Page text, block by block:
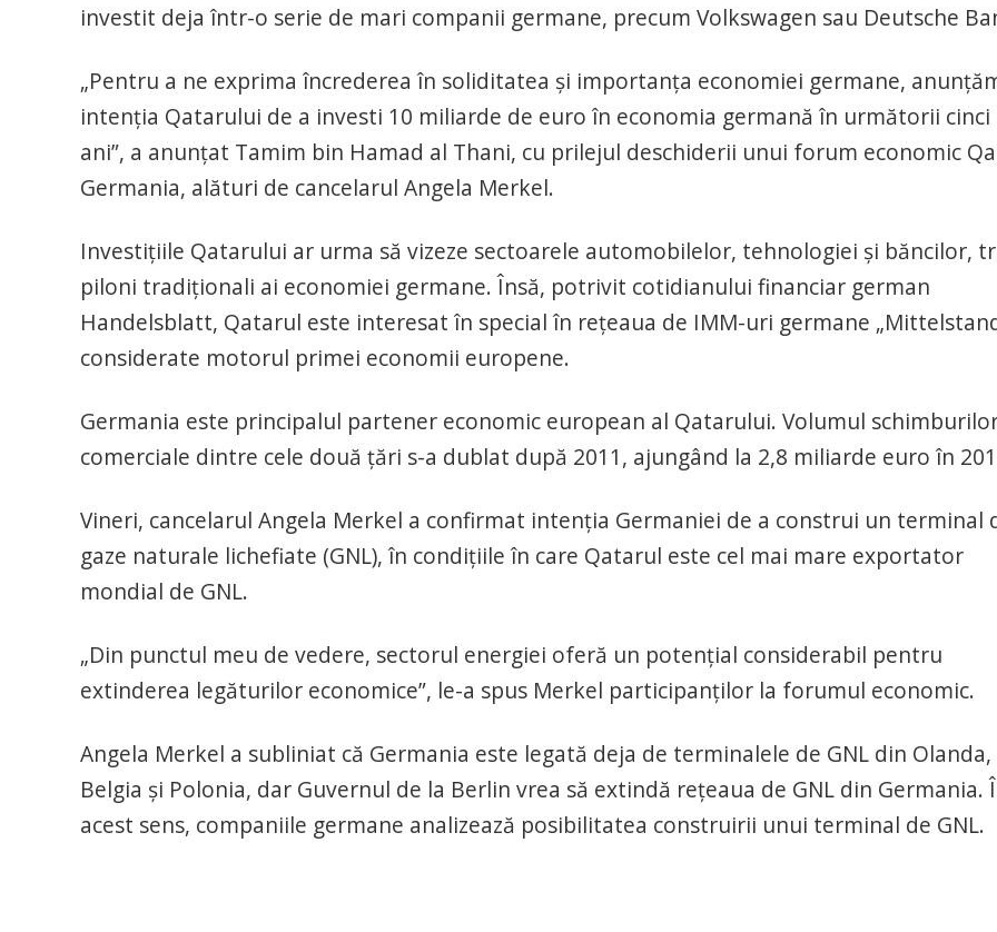
investit deja într-o serie de mari companii germane, precum Volkswagen sau Deutsche
„Pentru a ne exprima încrederea în soliditatea şi importanţa economiei germane,
intenţia Qatarului de a investi 10 miliarde de euro în economia germană în următorii cinci
ani”, a anunţat Tamim bin Hamad al Thani, cu prilejul deschiderii unui forum economic
Germania, alături de cancelarul Angela Merkel.
Investiţiile Qatarului ar urma să vizeze sectoarele automobilelor, tehnologiei şi băncilor,
piloni tradiţionali ai economiei germane. Însă, potrivit cotidianului financiar german
Handelsblatt, Qatarul este interesat în special în reţeaua de IMM-uri germane
considerate motorul primei economii europene.
Germania este principalul partener economic european al Qatarului. Volumul
comerciale dintre cele două ţări s-a dublat după 2011, ajungând la 2,8 miliarde euro în
Vineri, cancelarul Angela Merkel a confirmat intenţia Germaniei de a construi un terminal
gaze naturale lichefiate (GNL), în condiţiile în care Qatarul este cel mai mare exportator
mondial de GNL.
„Din punctul meu de vedere, sectorul energiei oferă un potenţial considerabil pentru
extinderea legăturilor economice”, le-a spus Merkel participanţilor la forumul economic.
Angela Merkel a subliniat că Germania este legată deja de terminalele de GNL din Olanda,
Belgia şi Polonia, dar Guvernul de la Berlin vrea să extindă reţeaua de GNL din Germania.
acest sens, companiile germane analizează posibilitatea construirii unui terminal de GNL.